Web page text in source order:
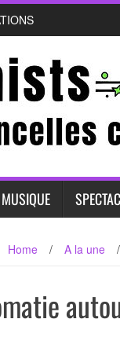
MUSIQUE
Home / A la une /